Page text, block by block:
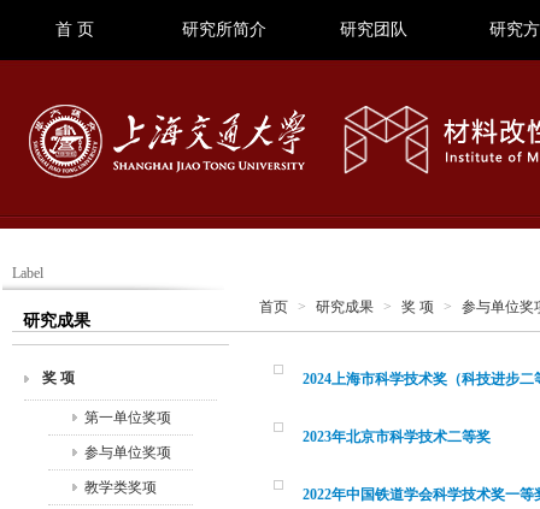
首 页 研究所简介 研究团队 研究
Label
研究成果
奖 项
第一单位奖项
参与单位奖项
教学类奖项
首页 > 研究成果 > 奖 项 > 参与单位奖
2024上海市科学技术奖（科技进步二
2023年北京市科学技术二等奖
2022年中国铁道学会科学技术奖一等